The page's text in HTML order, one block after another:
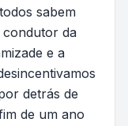
sabem
da
e a
detrás de
de um ano